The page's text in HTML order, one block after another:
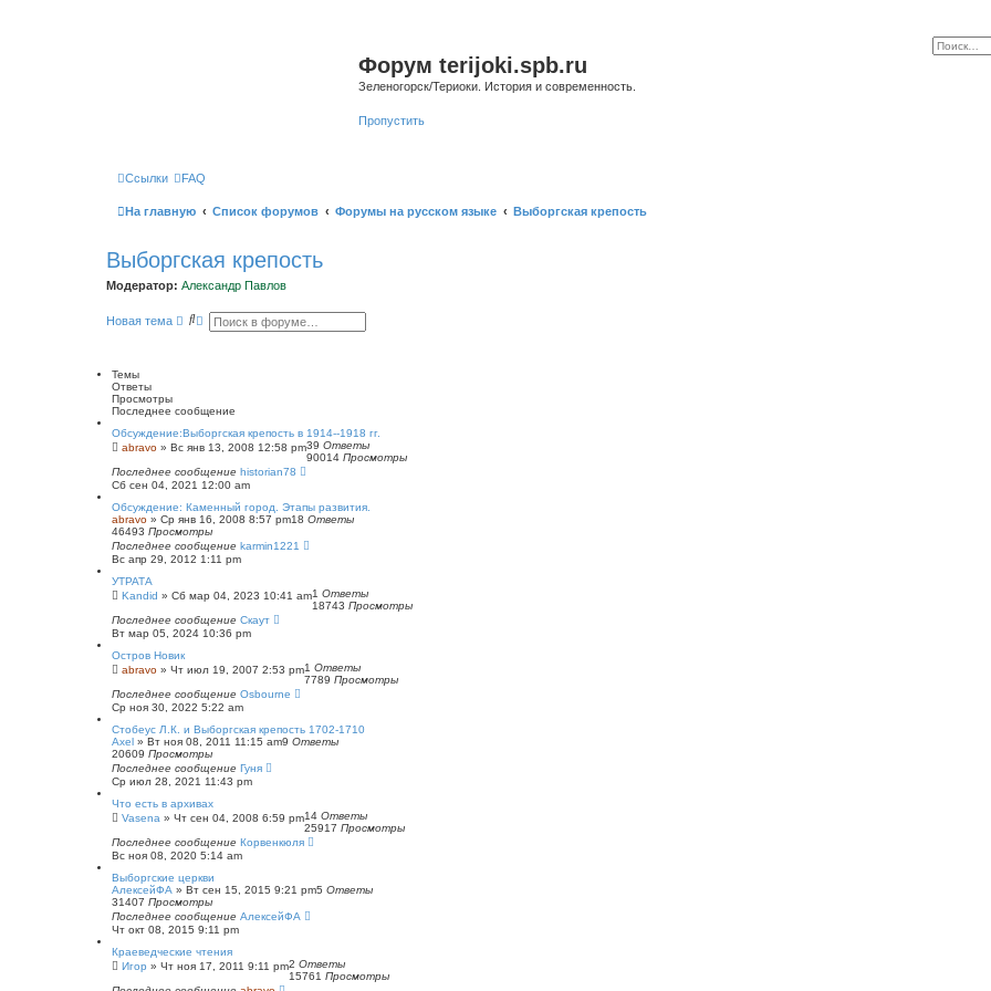
Форум terijoki.spb.ru
Зеленогорск/Териоки. История и современность.
Пропустить
Ссылки FAQ
На главную Список форумов Форумы на русском языке Выборгская крепость
Выборгская крепость
Модератор: Александр Павлов
Новая тема
П Р
н
ы
й
о
и
с
к
Темы
Ответы
Просмотры
Последнее сообщение
Обсуждение:Выборгская крепость в 1914--1918 гг.
abravo » Вс янв 13, 2008 12:58 pm39 Ответы
90014 Просмотры
Последнее сообщение historian78
Сб сен 04, 2021 12:00 am
Обсуждение: Каменный город. Этапы развития.
abravo » Ср янв 16, 2008 8:57 pm18 Ответы
46493 Просмотры
Последнее сообщение karmin1221
Вс апр 29, 2012 1:11 pm
УТРАТА
Kandid » Сб мар 04, 2023 10:41 am1 Ответы
18743 Просмотры
Последнее сообщение Скаут
Вт мар 05, 2024 10:36 pm
Остров Новик
abravo » Чт июл 19, 2007 2:53 pm1 Ответы
7789 Просмотры
Последнее сообщение Osbourne
Ср ноя 30, 2022 5:22 am
Стобеус Л.К. и Выборгская крепость 1702-1710
Axel » Вт ноя 08, 2011 11:15 am9 Ответы
20609 Просмотры
Последнее сообщение Гуня
Ср июл 28, 2021 11:43 pm
Что есть в архивах
Vasena » Чт сен 04, 2008 6:59 pm14 Ответы
25917 Просмотры
Последнее сообщение Корвенкюля
Вс ноя 08, 2020 5:14 am
Выборгские церкви
АлексейФА » Вт сен 15, 2015 9:21 pm5 Ответы
31407 Просмотры
Последнее сообщение АлексейФА
Чт окт 08, 2015 9:11 pm
Краеведческие чтения
Игор » Чт ноя 17, 2011 9:11 pm2 Ответы
15761 Просмотры